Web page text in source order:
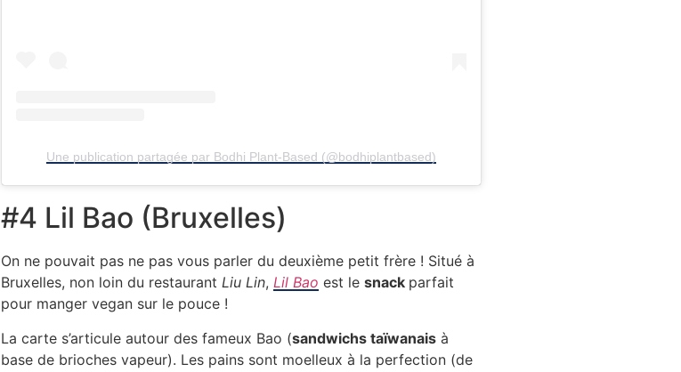
Une publication partagée par Bodhi Plant-Based (@bodhiplantbased)
#4 Lil Bao (Bruxelles)
On ne pouvait pas ne pas vous parler du deuxième petit frère ! Situé à
Bruxelles, non loin du restaurant Liu Lin, Lil Bao est le snack parfait
pour manger vegan sur le pouce !
La carte s’articule autour des fameux Bao (sandwichs taïwanais à
base de brioches vapeur). Les pains sont moelleux à la perfection (de